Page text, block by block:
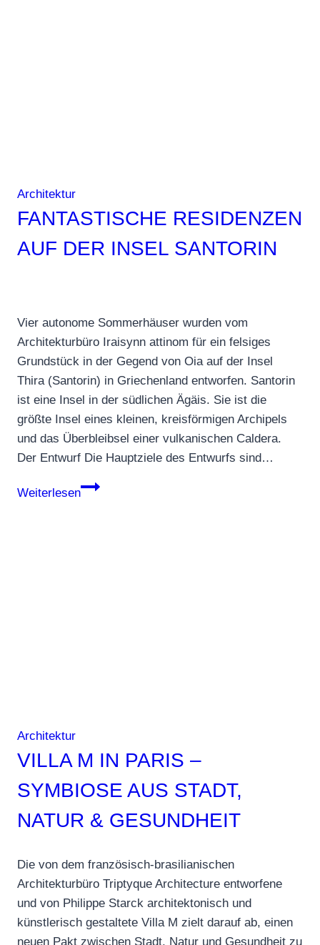
Architektur
FANTASTISCHE RESIDENZEN
AUF DER INSEL SANTORIN
Vier autonome Sommerhäuser wurden vom
Architekturbüro Iraisynn attinom für ein felsiges
Grundstück in der Gegend von Oia auf der Insel
Thira (Santorin) in Griechenland entworfen. Santorin
ist eine Insel in der südlichen Ägäis. Sie ist die
größte Insel eines kleinen, kreisförmigen Archipels
und das Überbleibsel einer vulkanischen Caldera.
Der Entwurf Die Hauptziele des Entwurfs sind…
Weiterlesen
Fantastische
Architektur
VILLA M IN PARIS –
SYMBIOSE AUS STADT,
NATUR & GESUNDHEIT
Die von dem französisch-brasilianischen
Architekturbüro Triptyque Architecture entworfene
und von Philippe Starck architektonisch und
künstlerisch gestaltete Villa M zielt darauf ab, einen
neuen Pakt zwischen Stadt, Natur und Gesundheit zu